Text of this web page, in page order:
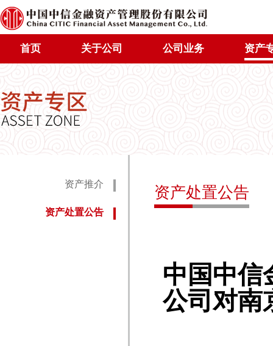
首页 关于公司 公司业务 资产
资产推介
资产处置公告
资产处置公告
中国中信
公司对南